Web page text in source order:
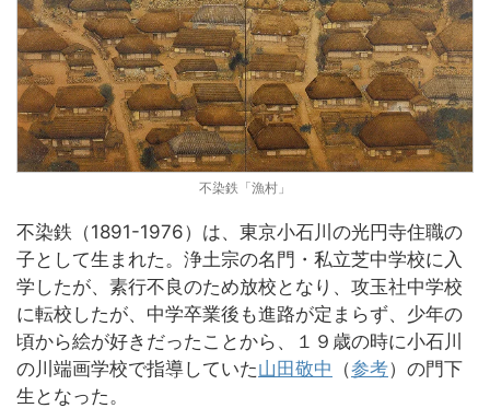
不染鉄「漁村」
不染鉄（1891-1976）は、東京小石川の光円寺住職の
子として生まれた。浄土宗の名門・私立芝中学校に入
学したが、素行不良のため放校となり、攻玉社中学校
に転校したが、中学卒業後も進路が定まらず、少年の
頃から絵が好きだったことから、１９歳の時に小石川
の川端画学校で指導していた山田敬中 （参考）の門下
生となった。